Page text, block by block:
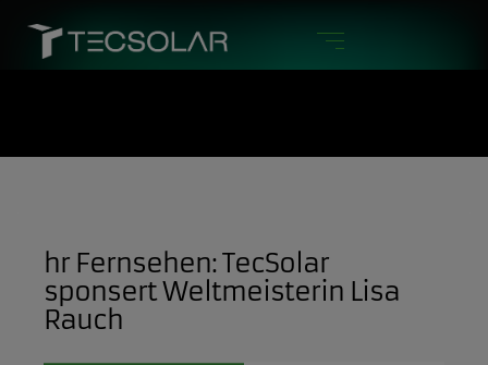
hr Fernsehen: TecSolar
sponsert Weltmeisterin Lisa
Rauch